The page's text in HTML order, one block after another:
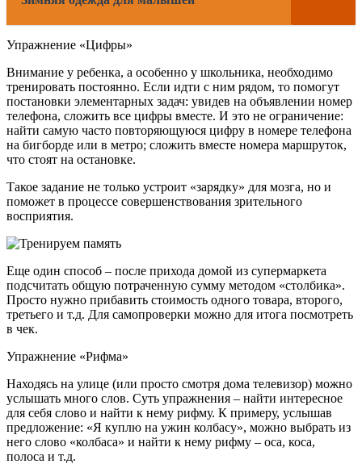
Упражнение «Цифры»
Внимание у ребенка, а особенно у школьника, необходимо
тренировать постоянно. Если идти с ним рядом, то помогут
постановки элементарных задач: увидев на объявлении номер
телефона, сложить все цифры вместе. И это не ограничение:
найти самую часто повторяющуюся цифру в номере телефона
на бигборде или в метро; сложить вместе номера маршруток,
что стоят на остановке.
Такое задание не только устроит «зарядку» для мозга, но и
поможет в процессе совершенствования зрительного
восприятия.
Еще один способ – после прихода домой из супермаркета
подсчитать общую потраченную сумму методом «столбика».
Просто нужно прибавить стоимость одного товара, второго,
третьего и т.д. Для самопроверки можно для итога посмотреть
в чек.
Упражнение «Рифма»
Находясь на улице (или просто смотря дома телевизор) можно
услышать много слов. Суть упражнения – найти интересное
для себя слово и найти к нему рифму. К примеру, услышав
предложение: «Я куплю на ужин колбасу», можно выбрать из
него слово «колбаса» и найти к нему рифму – оса, коса,
полоса и т.д.